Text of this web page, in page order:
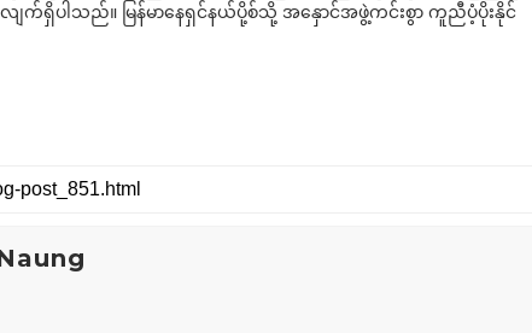
လျက်ရှိပါသည်။ မြန်မာနေရှင်နယ်ပို့စ်သို့ အနှောင်အဖွဲ့ကင်းစွာ ကူညီပံ့ပိုးနိုင်